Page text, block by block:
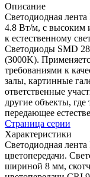
Описание
Светодиодная
4.8 Вт/м, с высоким
к естественному
Светодиоды SMD
(3000K).
требованиями к
залы, картинные
ответственные
другие объекты,
передающее
Страница серии
Характеристики
Светодиодная
цветопередачи.
шириной 8 мм,